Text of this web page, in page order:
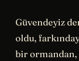
Güvendeyiz
oldu,
bir ormandan,